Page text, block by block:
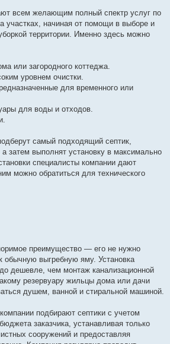
всем желающим полный спектр услуг по
участках, начиная от помощи в выборе и
территории. Именно здесь можно
или загородного коттеджа.
уровнем очистки.
для временного или
для воды и отходов.
самый подходящий септик,
а затем выполнят установку в максимально
специалисты компании дают
можно обратиться для технического
преимущество — его не нужно
обычную выгребную яму. Установка
дешевле, чем монтаж канализационной
резервуару жильцы дома или дачи
душем, ванной и стиральной машиной.
подбирают септики с учетом
заказчика, устанавливая только
сооружений и предоставляя